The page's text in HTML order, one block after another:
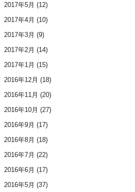
2017年5月 (12)
2017年4月 (10)
2017年3月 (9)
2017年2月 (14)
2017年1月 (15)
2016年12月 (18)
2016年11月 (20)
2016年10月 (27)
2016年9月 (17)
2016年8月 (18)
2016年7月 (22)
2016年6月 (17)
2016年5月 (37)